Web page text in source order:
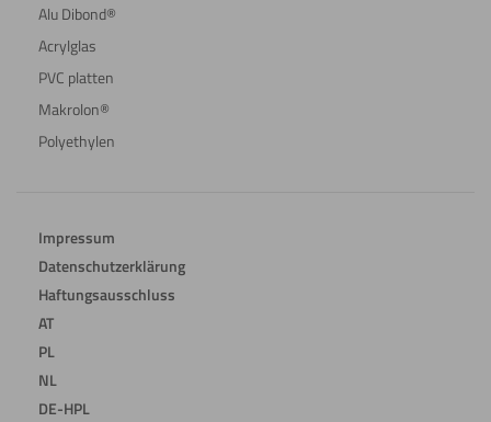
Alu Dibond®
Acrylglas
PVC platten
Makrolon®
Polyethylen
Impressum
Datenschutzerklärung
Haftungsausschluss
AT
PL
NL
DE-HPL